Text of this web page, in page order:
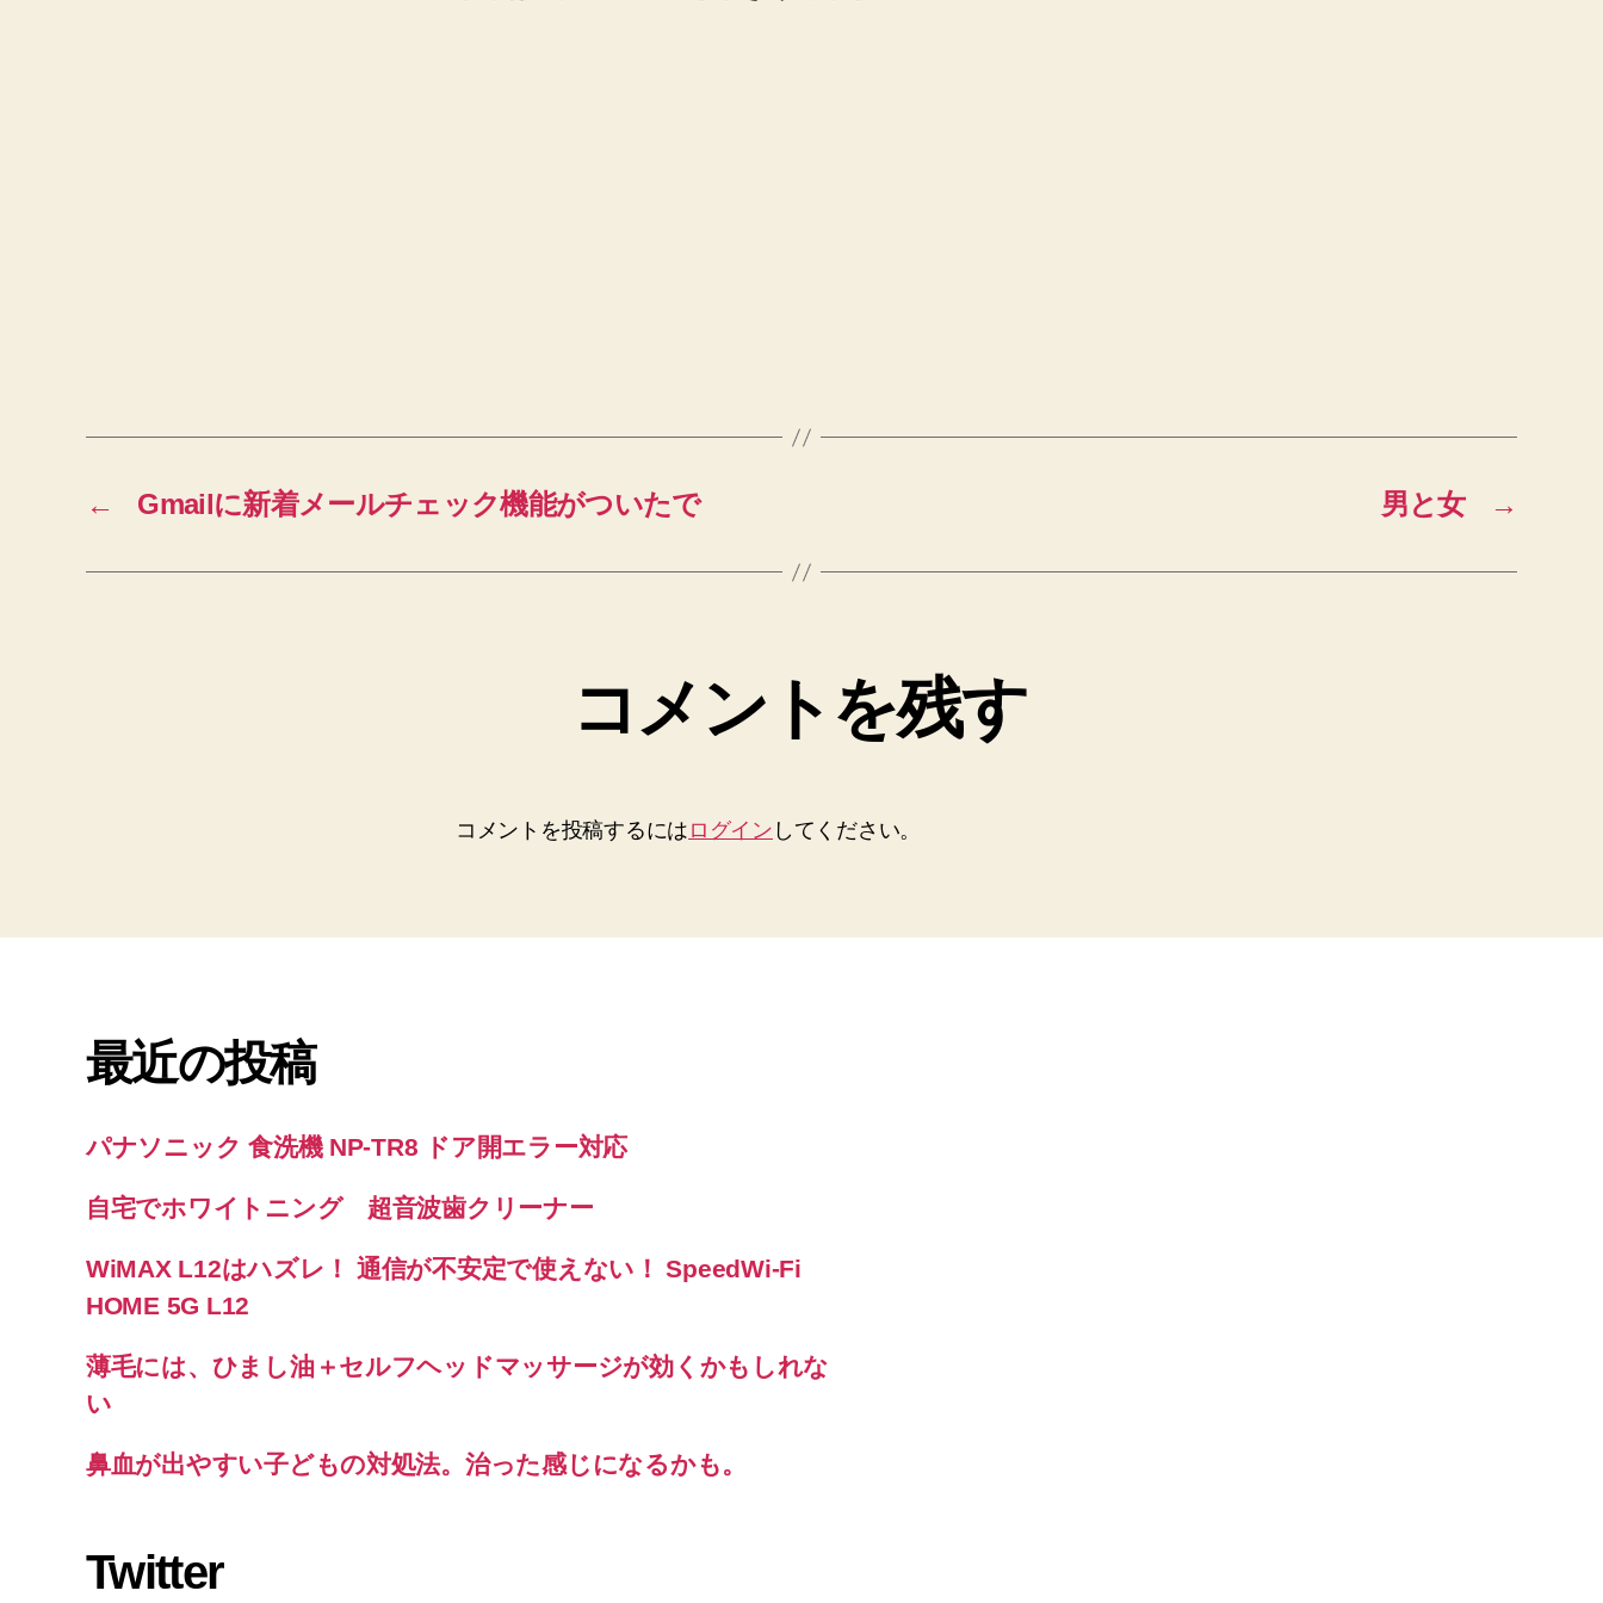
← Gmailに新着メールチェック機能がついたで →
男と女
コメントを残す
コメントを投稿するには ログイン してください。
最近の投稿
パナソニック 食洗機 NP-TR8 ドア開エラー対応
自宅でホワイトニング 超音波歯クリーナー
WiMAX L12はハズレ！ 通信が不安定で使えない！ SpeedWi-Fi
HOME 5G L12
薄毛には、ひまし油＋セルフヘッドマッサージが効くかもしれな
い
鼻血が出やすい子どもの対処法。治った感じになるかも。
Twitter